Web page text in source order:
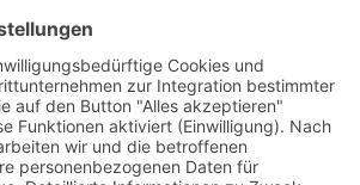
um die gewünschten Beiträge